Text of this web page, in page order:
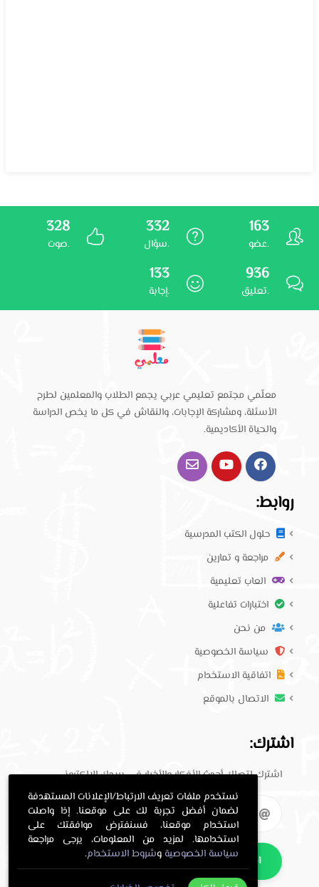
163
عضو.
332
سؤال.
328
صوت.
936
تعليق.
133
إجابة.
معلّمي مجتمع تعليمي عربي يجمع الطلاب والمعلمين لطرح
الأسئلة، ومشاركة الإجابات، والنقاش في كل ما يخص الدراسة
والحياة الأكاديمية.
روابط:
حلول الكتب المدرسية
مراجعة و تمارين
العاب تعليمية
اختبارات تفاعلية
من نحن
سياسة الخصوصية
اتفاقية الاستخدام
الاتصال بالموقع
اشترك:
اشترك لتصلك أحدث الأفكار والأخبار في بريدك الإلكتروني.
اشترك
نستخدم ملفات تعريف الارتباط/الإعلانات المستهدفة
لضمان أفضل تجربة لك على موقعنا. إذا واصلت
استخدام موقعنا، فسنفترض موافقتك على
استخدامها. لمزيد من المعلومات، يرجى مراجعة
سياسة الخصوصية وشروط الاستخدام.